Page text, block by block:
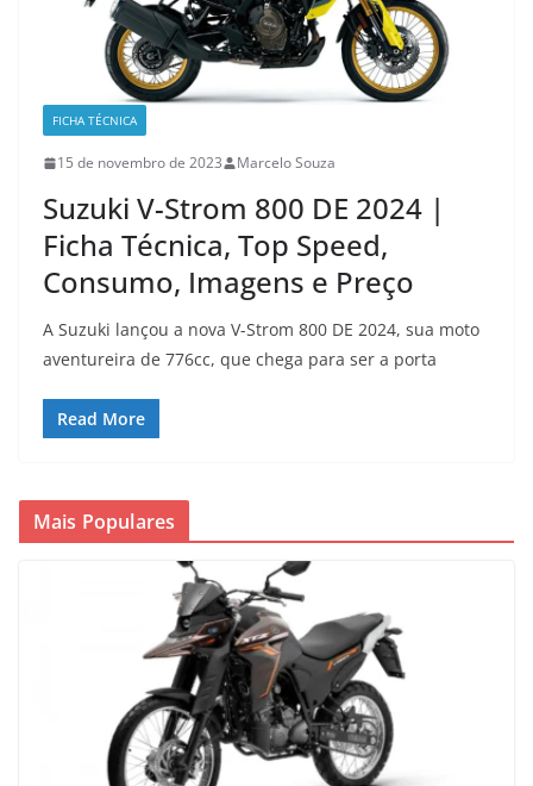
FICHA TÉCNICA
15 de novembro de 2023 Marcelo Souza
Suzuki V-Strom 800 DE 2024 |
Ficha Técnica, Top Speed,
Consumo, Imagens e Preço
A Suzuki lançou a nova V-Strom 800 DE 2024, sua moto
aventureira de 776cc, que chega para ser a porta
Read More
Mais Populares